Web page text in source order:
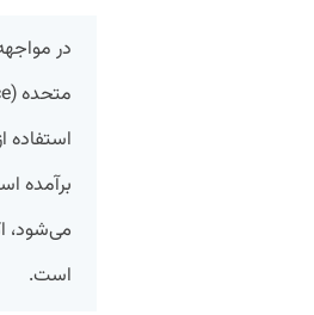
در
استفاده
برآمده
می‌شود،
است.